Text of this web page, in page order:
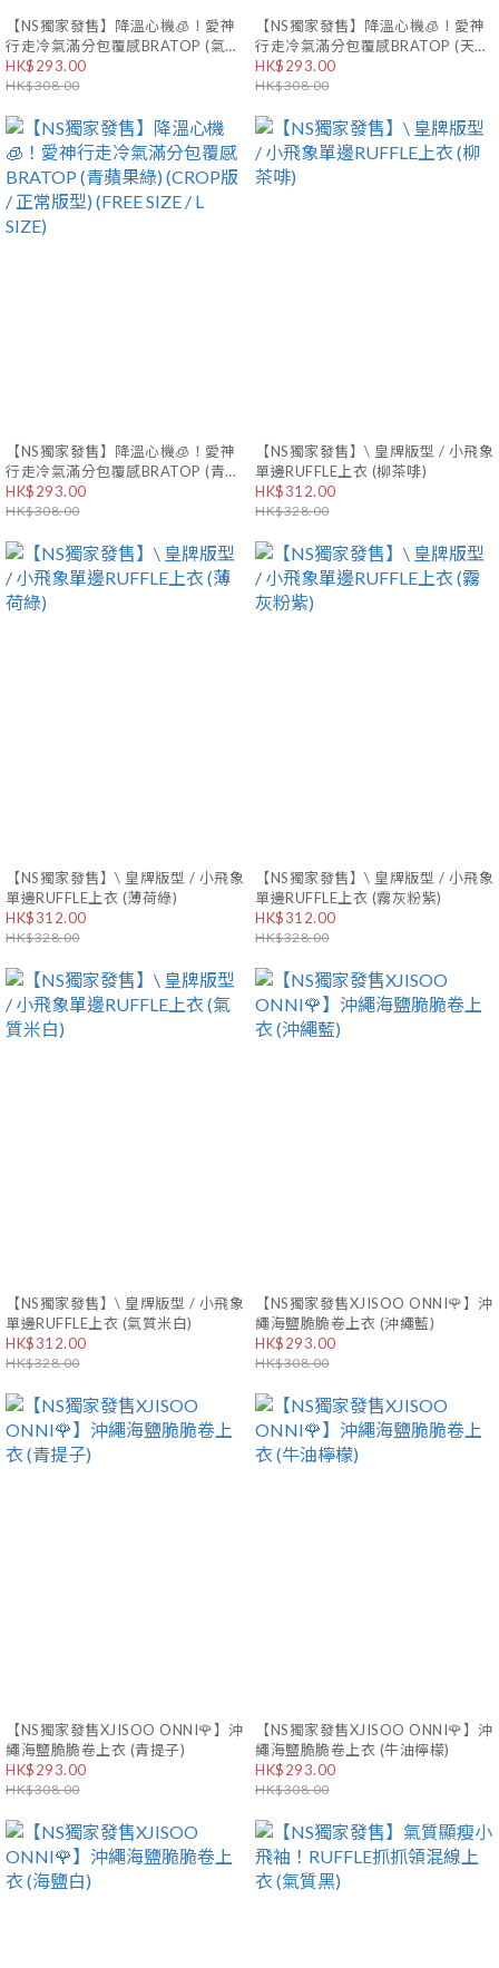
【NS獨家發售】降溫心機🧊！愛神
行走冷氣滿分包覆感BRATOP (氣質
茶啡) (CROP版 / 正常版型) (FREE
SIZE / L SIZE)
HK$293.00
HK$308.00
【NS獨家發售】降溫心機🧊！愛神
行走冷氣滿分包覆感BRATOP (天空
藍) (CROP版 / 正常版型) (FREE
SIZE / L SIZE)
HK$293.00
HK$308.00
【NS獨家發售】降溫心機🧊！愛神
行走冷氣滿分包覆感BRATOP (青蘋
果綠) (CROP版 / 正常版型) (FREE
SIZE / L SIZE)
HK$293.00
HK$308.00
【NS獨家發售】\ 皇牌版型 / 小飛象
單邊RUFFLE上衣 (柳茶啡)
HK$312.00
HK$328.00
【NS獨家發售】\ 皇牌版型 / 小飛象
單邊RUFFLE上衣 (薄荷綠)
HK$312.00
HK$328.00
【NS獨家發售】\ 皇牌版型 / 小飛象
單邊RUFFLE上衣 (霧灰粉紫)
HK$312.00
HK$328.00
【NS獨家發售】\ 皇牌版型 / 小飛象
單邊RUFFLE上衣 (氣質米白)
HK$312.00
HK$328.00
【NS獨家發售XJISOO ONNI🌹】沖
繩海鹽脆脆卷上衣 (沖繩藍)
HK$293.00
HK$308.00
【NS獨家發售XJISOO ONNI🌹】沖
繩海鹽脆脆卷上衣 (青提子)
HK$293.00
HK$308.00
【NS獨家發售XJISOO ONNI🌹】沖
繩海鹽脆脆卷上衣 (牛油檸檬)
HK$293.00
HK$308.00